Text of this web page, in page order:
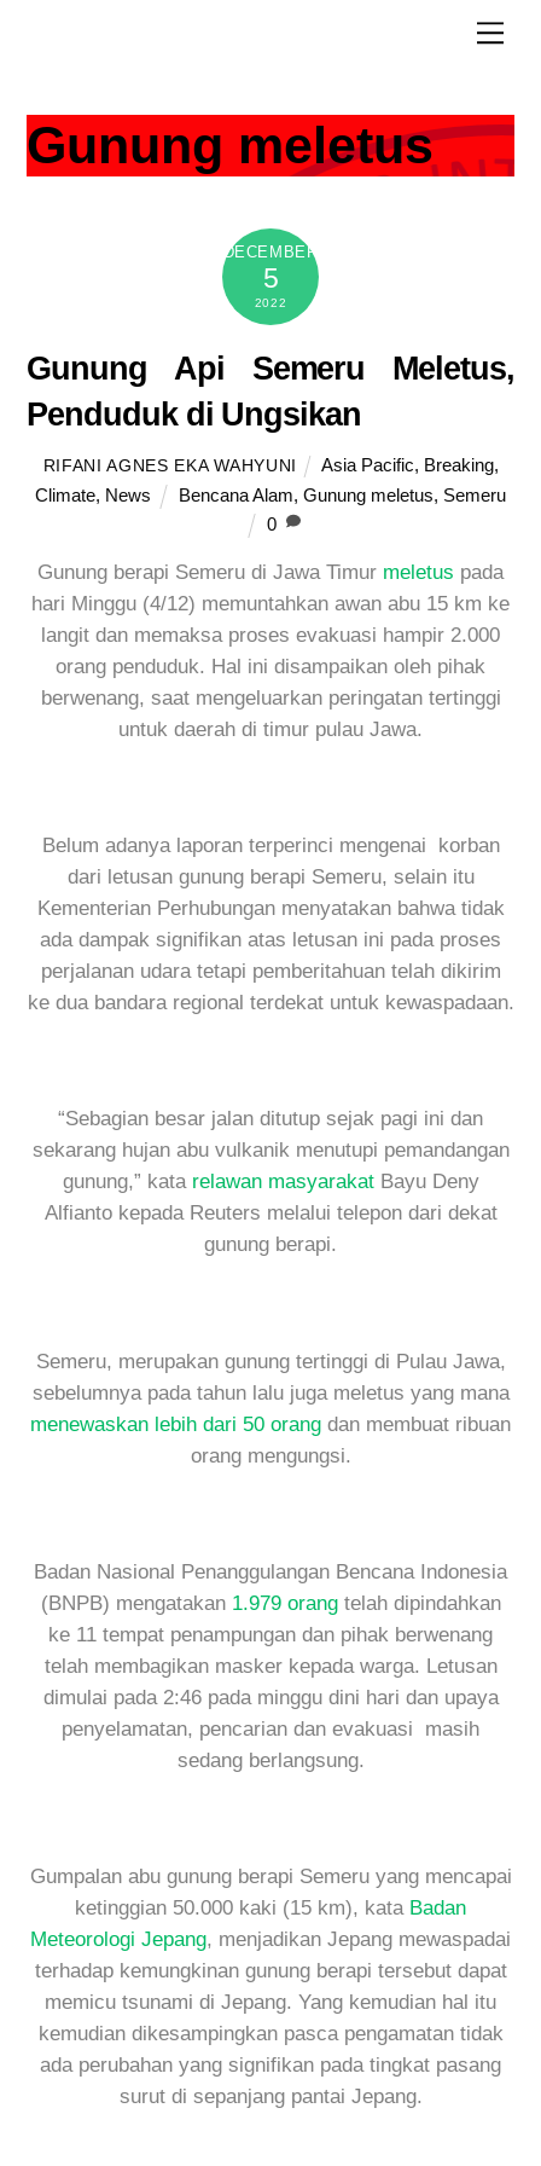
Gunung meletus
DECEMBER
5
2022
Gunung Api Semeru Meletus,
Penduduk di Ungsikan
RIFANI AGNES EKA WAHYUNI Asia Pacific, Breaking,
Climate, News Bencana Alam, Gunung meletus, Semeru
0
Gunung berapi Semeru di Jawa Timur meletus pada
hari Minggu (4/12) memuntahkan awan abu 15 km ke
langit dan memaksa proses evakuasi hampir 2.000
orang penduduk. Hal ini disampaikan oleh pihak
berwenang, saat mengeluarkan peringatan tertinggi
untuk daerah di timur pulau Jawa.
Belum adanya laporan terperinci mengenai korban
dari letusan gunung berapi Semeru, selain itu
Kementerian Perhubungan menyatakan bahwa tidak
ada dampak signifikan atas letusan ini pada proses
perjalanan udara tetapi pemberitahuan telah dikirim
ke dua bandara regional terdekat untuk kewaspadaan.
“Sebagian besar jalan ditutup sejak pagi ini dan
sekarang hujan abu vulkanik menutupi pemandangan
gunung,” kata relawan masyarakatBayu Deny
Alfianto kepada Reuters melalui telepon dari dekat
gunung berapi.
Semeru, merupakan gunung tertinggi di Pulau Jawa,
sebelumnya pada tahun lalu juga meletus yang mana
menewaskan lebih dari 50 orang dan membuat ribuan
orang mengungsi.
Badan Nasional Penanggulangan Bencana Indonesia
(BNPB) mengatakan 1.979 orangtelah dipindahkan
ke 11 tempat penampungan dan pihak berwenang
telah membagikan masker kepada warga. Letusan
dimulai pada 2:46 pada minggu dini hari dan upaya
penyelamatan, pencarian dan evakuasi masih
sedang berlangsung.
Gumpalan abu gunung berapi Semeru yang mencapai
ketinggian 50.000 kaki (15 km), kata Badan
Meteorologi Jepang, menjadikan Jepang mewaspadai
terhadap kemungkinan gunung berapi tersebut dapat
memicu tsunami di Jepang. Yang kemudian hal itu
kemudian dikesampingkan pasca pengamatan tidak
ada perubahan yang signifikan pada tingkat pasang
surut di sepanjang pantai Jepang.